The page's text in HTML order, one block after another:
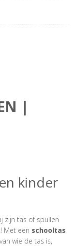
|
kinder
zijn tas of spullen
Met een schooltas
wie de tas is,